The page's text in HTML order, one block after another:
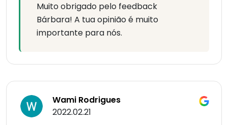
Muito obrigado pelo feedback
Bárbara! A tua opinião é muito
importante para nós.
Wami Rodrigues
2022.02.21